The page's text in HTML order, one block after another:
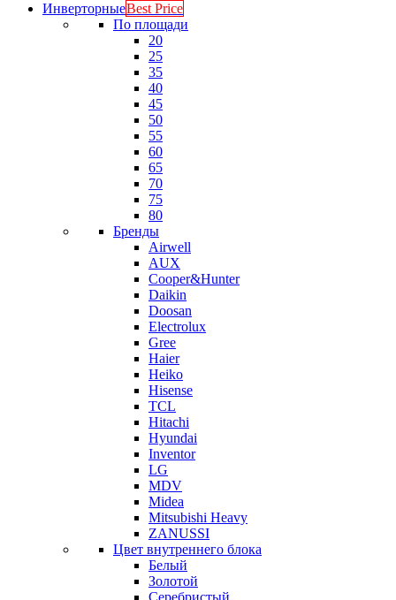
ИнверторныеBest Price
По площади
20
25
35
40
45
50
55
60
65
70
75
80
Бренды
Airwell
AUX
Cooper&Hunter
Daikin
Doosan
Electrolux
Gree
Haier
Heiko
Hisense
TCL
Hitachi
Hyundai
Inventor
LG
MDV
Midea
Mitsubishi Heavy
ZANUSSI
Цвет внутреннего блока
Белый
Золотой
Серебристый